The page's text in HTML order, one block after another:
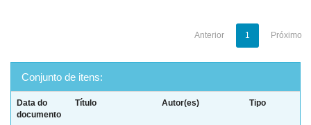
Anterior 1 Próximo
Conjunto de itens:
Data do
documento
Título Autor(es) Tipo